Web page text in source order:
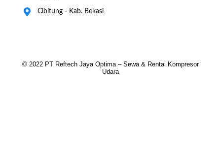
Cibitung - Kab. Bekasi
© 2022 PT Reftech Jaya Optima – Sewa & Rental Kompresor
Udara